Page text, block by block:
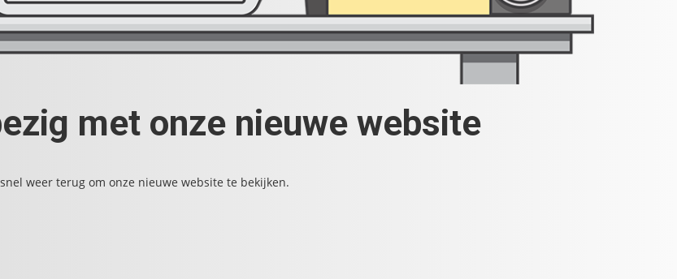
met onze nieuwe website
weer terug om onze nieuwe website te bekijken.